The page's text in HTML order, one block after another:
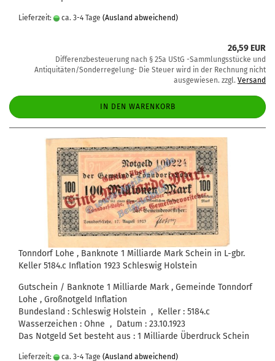
Lieferzeit: ca. 3-4 Tage (Ausland abweichend)
26,59 EUR
Differenzbesteuerung nach § 25a UStG -Sammlungsstücke und
Antiquitäten/Sonderregelung- Die Steuer wird in der Rechnung nicht
ausgewiesen. zzgl. Versand
IN DEN WARENKORB
Tonndorf Lohe , Banknote 1 Milliarde Mark Schein in L-gbr.
Keller 5184.c Inflation 1923 Schleswig Holstein
Gutschein / Banknote 1 Milliarde Mark , Gemeinde Tonndorf
Lohe , Großnotgeld Inflation
Bundesland : Schleswig Holstein , Keller : 5184.c
Wasserzeichen : Ohne , Datum : 23.10.1923
Das Notgeld Set besteht aus : 1 Milliarde Überdruck Schein
Lieferzeit: ca. 3-4 Tage (Ausland abweichend)